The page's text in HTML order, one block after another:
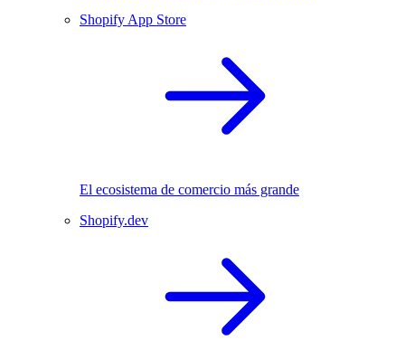
Shopify App Store
El ecosistema de comercio más grande
Shopify.dev